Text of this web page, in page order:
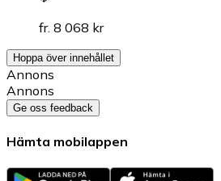
fr. 8 068 kr
Hoppa över innehållet
Annons
Annons
Ge oss feedback
Hämta mobilappen